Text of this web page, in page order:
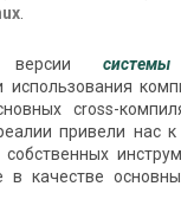
версии
использования
cross-
привели нас к
собственных
в качестве